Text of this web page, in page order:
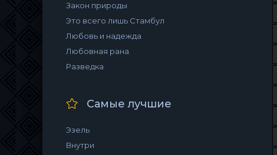
Закон природы
Это всего лишь Стамбул
Любовь и надежда
Любовная рана
Разведка
Самые лучшие
Эзель
Внутри